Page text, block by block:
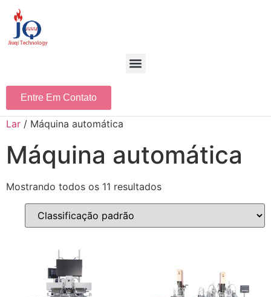
Entre Em Contato
Lar / Máquina automática
Máquina automática
Mostrando todos os 11 resultados